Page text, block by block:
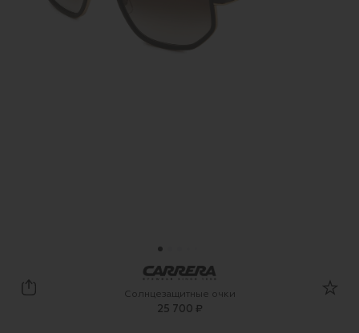
Carrera
Солнцезащитные очки
25 700 ₽